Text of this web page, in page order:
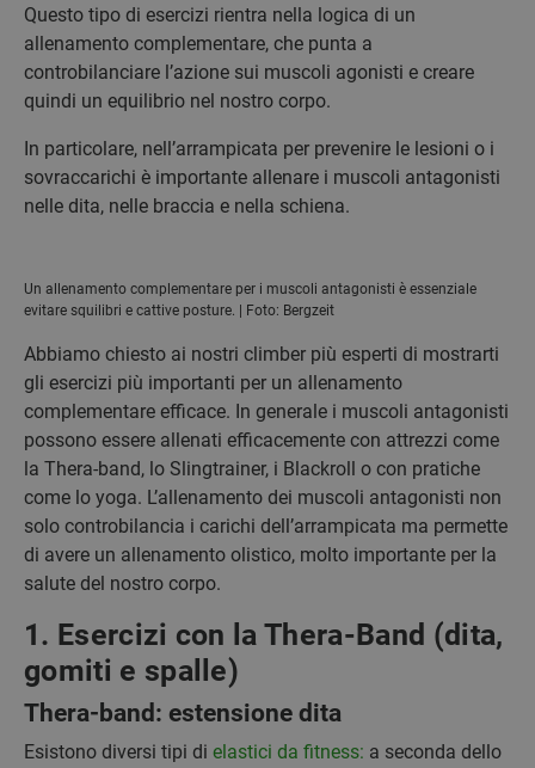
Questo tipo di esercizi rientra nella logica di un
allenamento complementare, che punta a
controbilanciare l’azione sui muscoli agonisti e creare
quindi un equilibrio nel nostro corpo.
In particolare, nell’arrampicata per prevenire le lesioni o i
sovraccarichi è importante allenare i muscoli antagonisti
nelle dita, nelle braccia e nella schiena.
Un allenamento complementare per i muscoli antagonisti è essenziale
evitare squilibri e cattive posture. | Foto: Bergzeit
Abbiamo chiesto ai nostri climber più esperti di mostrarti
gli esercizi più importanti per un allenamento
complementare efficace. In generale i muscoli antagonisti
possono essere allenati efficacemente con attrezzi come
la Thera-band, lo Slingtrainer, i Blackroll o con pratiche
come lo yoga. L’allenamento dei muscoli antagonisti non
solo controbilancia i carichi dell’arrampicata ma permette
di avere un allenamento olistico, molto importante per la
salute del nostro corpo.
1. Esercizi con la Thera-Band (dita,
gomiti e spalle)
Thera-band: estensione dita
Esistono diversi tipi di elastici da fitness: a seconda dello